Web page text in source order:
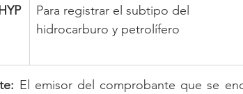
Para registrar el subtipo del
hidrocarburo y petrolífero
El emisor del comprobante que se